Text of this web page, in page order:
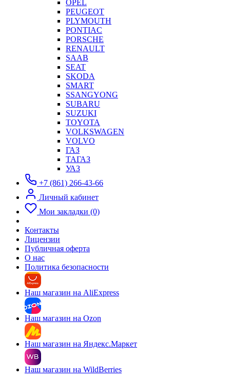
OPEL
PEUGEOT
PLYMOUTH
PONTIAC
PORSCHE
RENAULT
SAAB
SEAT
SKODA
SMART
SSANGYONG
SUBARU
SUZUKI
TOYOTA
VOLKSWAGEN
VOLVO
ГАЗ
ТАГАЗ
УАЗ
+7 (861) 266-43-66
Личный кабинет
Мои закладки (0)
Контакты
Лицензии
Публичная оферта
О нас
Политика безопасности
Наш магазин на AliExpress
Наш магазин на Ozon
Наш магазин на Яндекс.Маркет
Наш магазин на WildBerries